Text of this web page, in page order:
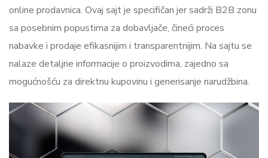
online prodavnica. Ovaj sajt je specifičan jer sadrži B2B zonu
sa posebnim popustima za dobavljače, čineći proces
nabavke i prodaje efikasnijim i transparentnijim. Na sajtu se
nalaze detaljne informacije o proizvodima, zajedno sa
mogućnošću za direktnu kupovinu i generisanje narudžbina.